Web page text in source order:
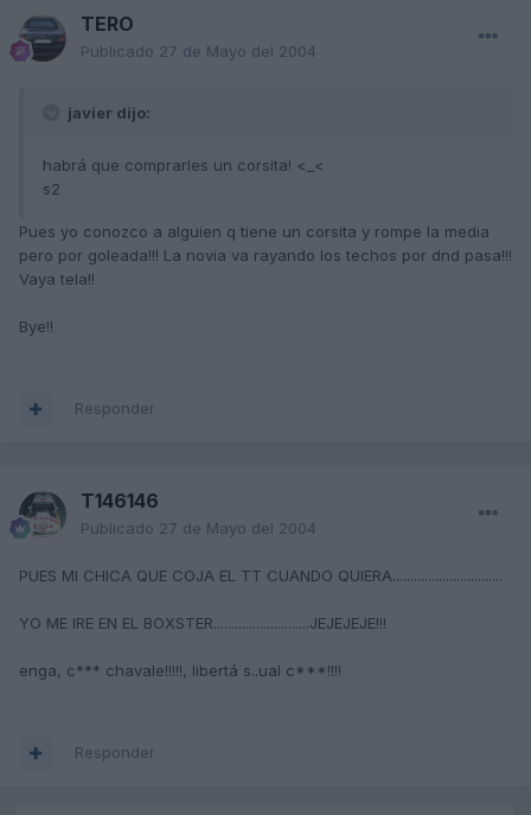
TERO
Publicado 27 de Mayo del 2004
javier dijo:
habrá que comprarles un corsita! <_<
s2
Pues yo conozco a alguien q tiene un corsita y rompe la media
pero por goleada!!! La novia va rayando los techos por dnd pasa!!!
Vaya tela!!
Bye!!
Responder
T146146
Publicado 27 de Mayo del 2004
PUES MI CHICA QUE COJA EL TT CUANDO QUIERA...............................
YO ME IRE EN EL BOXSTER...........................JEJEJEJE!!!
enga, c*** chavale!!!!!, libertá s..ual c***!!!!
Responder